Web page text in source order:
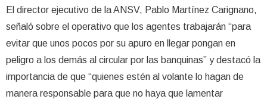
El director ejecutivo de la ANSV, Pablo Martínez Carignano,
señaló sobre el operativo que los agentes trabajarán “para
evitar que unos pocos por su apuro en llegar pongan en
peligro a los demás al circular por las banquinas” y destacó la
importancia de que “quienes estén al volante lo hagan de
manera responsable para que no haya que lamentar